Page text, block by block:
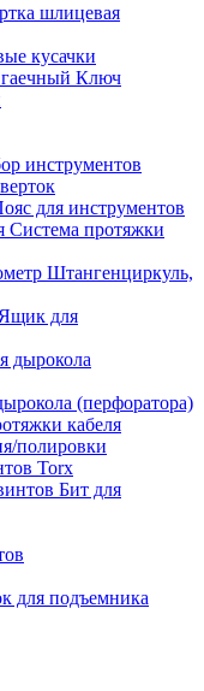
шлицевая
кусачки
Ключ
инструментов
для инструментов
Система протяжки
Штангенциркуль,
Ящик для
(перфоратора)
кабеля
полировки
Torx
Бит для
для подъемника